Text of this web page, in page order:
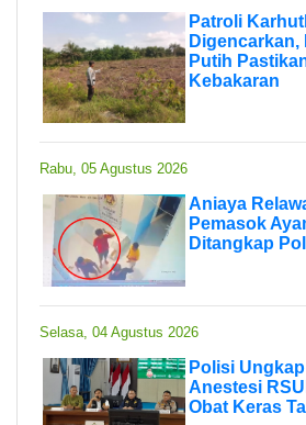
Patroli
Digencarkan,
Putih
Kebakaran
Rabu, 05 Agustus 2026
Aniaya
Pemasok
Ditangkap
Selasa, 04 Agustus 2026
Polisi
Anestesi
Obat Keras